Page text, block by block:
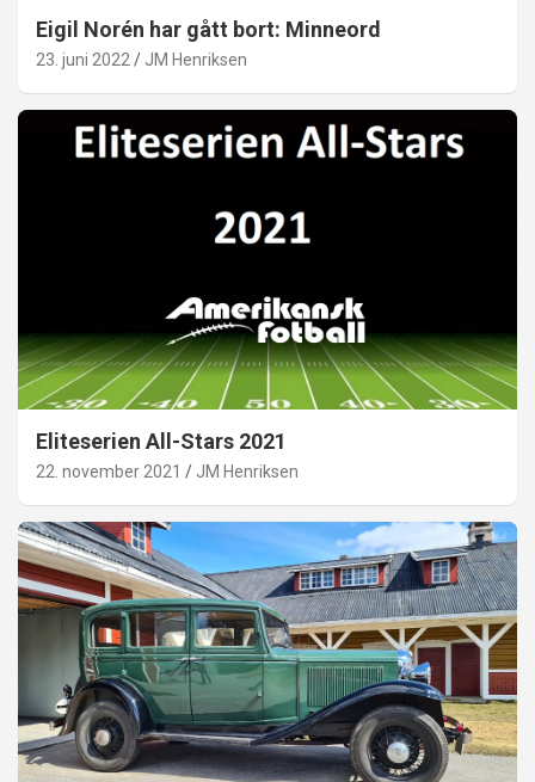
Eigil Norén har gått bort: Minneord
23. juni 2022 JM Henriksen
Eliteserien All-Stars 2021
22. november 2021 JM Henriksen